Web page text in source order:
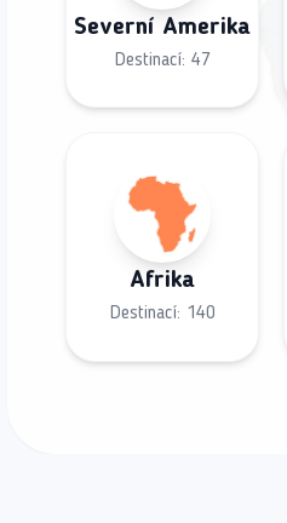
Severní Amerika
Destinací: 47
Afrika
Destinací: 140